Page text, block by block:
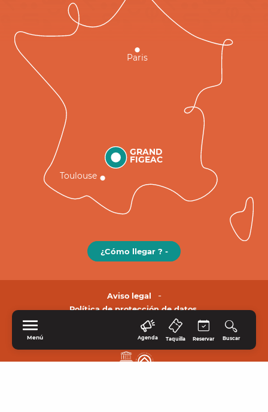
Menú Agenda Taquilla Reservar Buscar
GRAND
FIGEAC
Toulouse
Paris
¿Cómo llegar ? -
Aviso legal
Política de protección de datos.